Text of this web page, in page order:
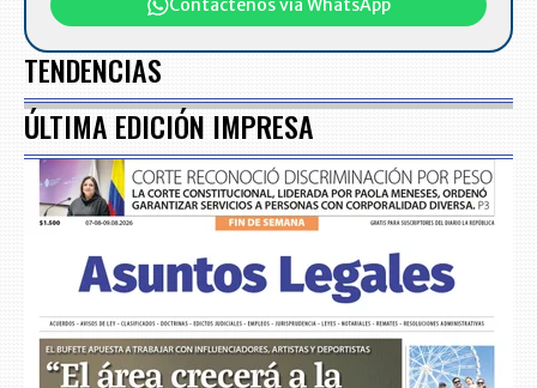
Contáctenos vía WhatsApp
TENDENCIAS
ÚLTIMA EDICIÓN IMPRESA